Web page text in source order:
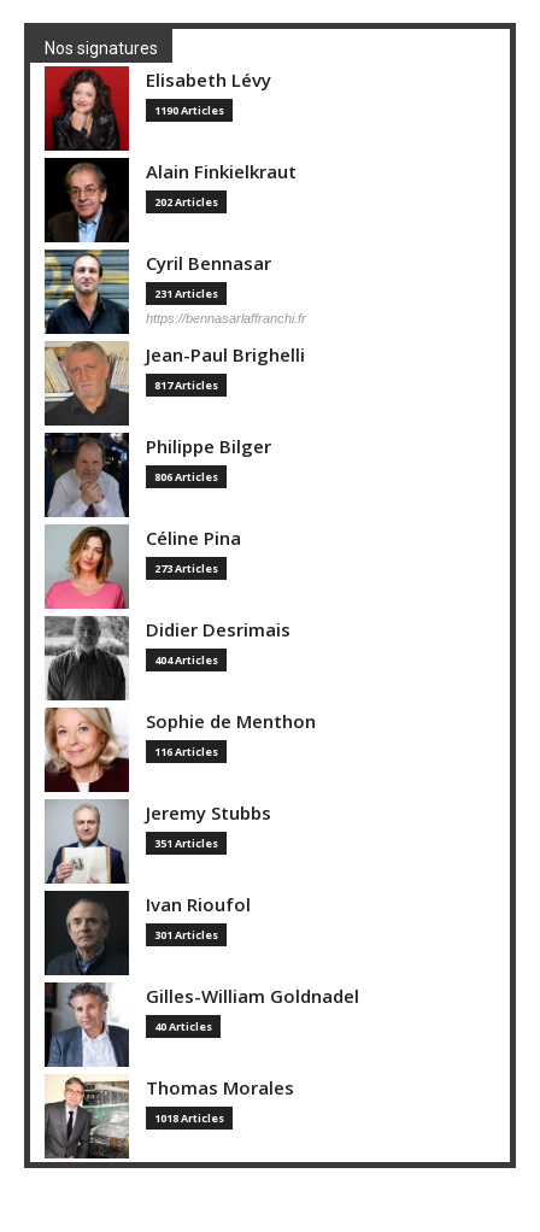
Nos signatures
Elisabeth Lévy
1190 Articles
Alain Finkielkraut
202 Articles
Cyril Bennasar
231 Articles
https://bennasarlaffranchi.fr
Jean-Paul Brighelli
817 Articles
Philippe Bilger
806 Articles
Céline Pina
273 Articles
Didier Desrimais
404 Articles
Sophie de Menthon
116 Articles
Jeremy Stubbs
351 Articles
Ivan Rioufol
301 Articles
Gilles-William Goldnadel
40 Articles
Thomas Morales
1018 Articles